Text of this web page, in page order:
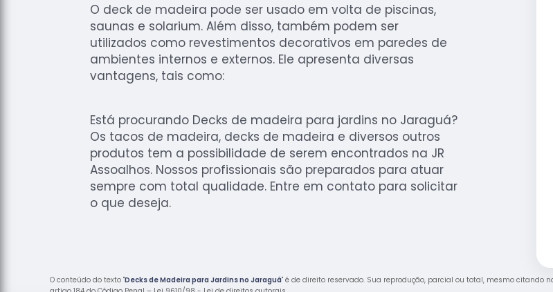
O deck de madeira pode ser usado em volta de piscinas,
saunas e solarium. Além disso, também podem ser
utilizados como revestimentos decorativos em paredes de
ambientes internos e externos. Ele apresenta diversas
vantagens, tais como:
Está procurando Decks de madeira para jardins no Jaraguá?
Os tacos de madeira, decks de madeira e diversos outros
produtos tem a possibilidade de serem encontrados na JR
Assoalhos. Nossos profissionais são preparados para atuar
sempre com total qualidade. Entre em contato para solicitar
o que deseja.
O conteúdo do texto "Decks de Madeira para Jardins no Jaraguá" é de direito reservado. Sua reprodução, parcial ou total, mesmo citando